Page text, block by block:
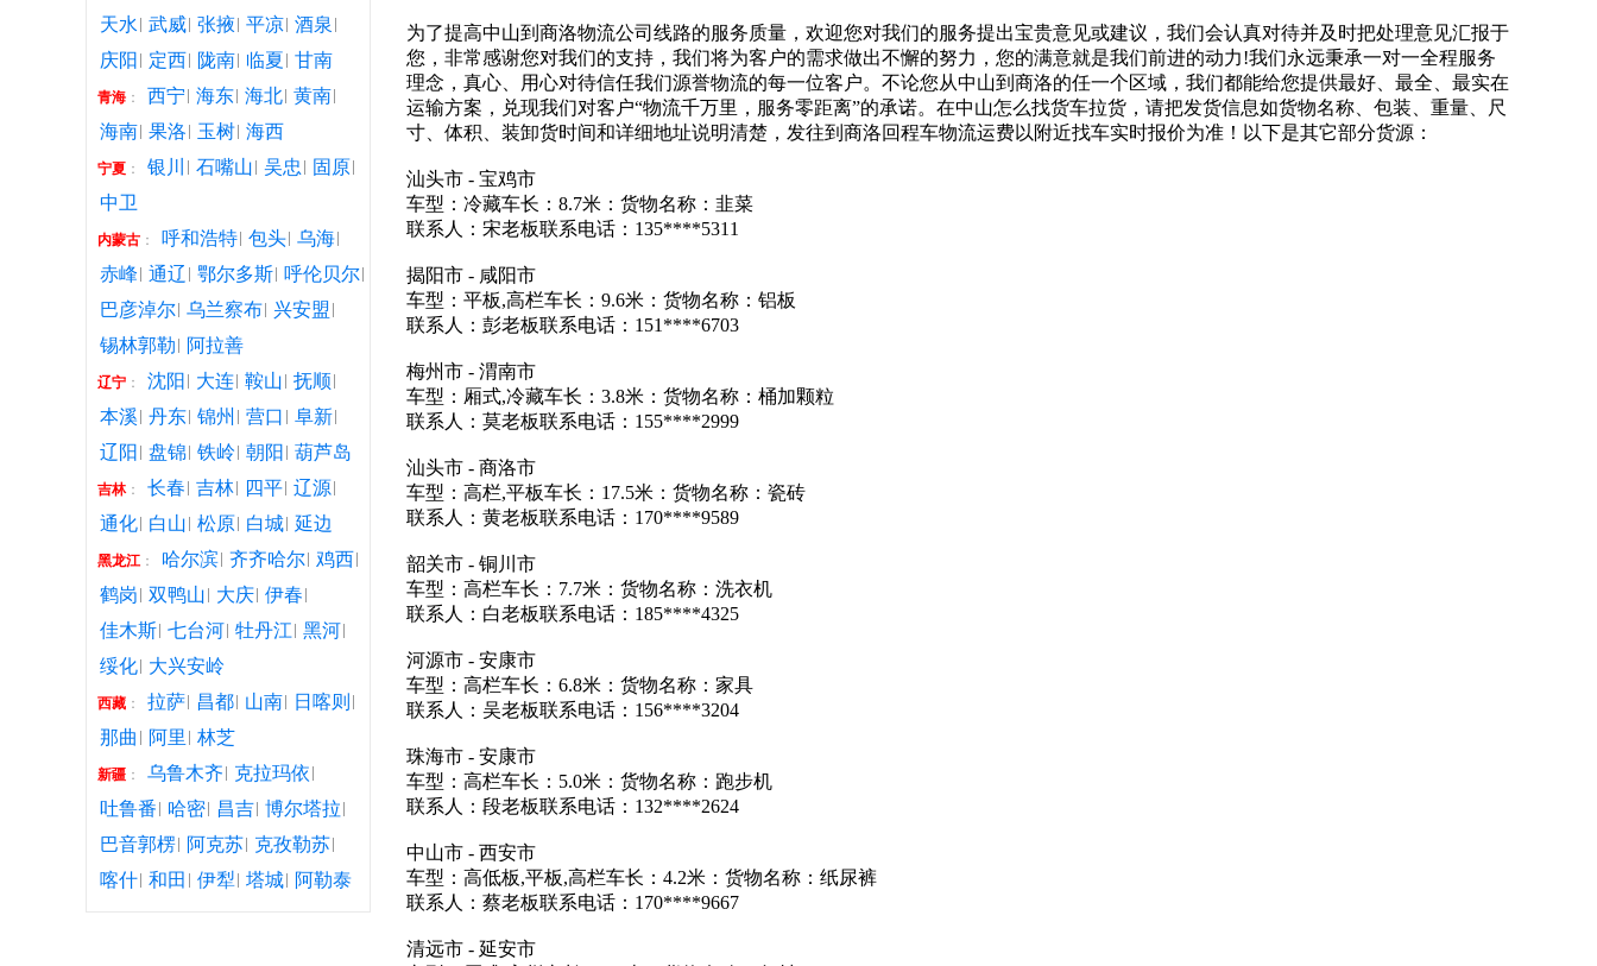
天水 武威 张掖 平凉 酒泉
庆阳
定西 陇南 临夏 甘南
青海 ： 西宁 海东 海北 黄南
海南 果洛 玉树 海西
宁夏 ： 银川 石嘴山 吴忠
固原
中卫
内蒙古 ： 呼和浩特 包头 乌海
赤峰 通辽 鄂尔多斯 呼伦贝尔
巴彦淖尔 乌兰察布 兴安盟
锡林郭勒
阿拉善
辽宁 ： 沈阳 大连 鞍山 抚顺
本溪 丹东 锦州 营口
阜新
辽阳
盘锦 铁岭 朝阳 葫芦岛
吉林： 长春 吉林 四平 辽源
通化 白山 松原 白城 延边
黑龙江 ： 哈尔滨 齐齐哈尔 鸡西
鹤岗 双鸭山 大庆 伊春
佳木斯 七台河 牡丹江 黑河
绥化 大兴安岭
西藏 ： 拉萨 昌都 山南
日喀则
那曲
阿里 林芝
新疆 ： 乌鲁木齐
克拉玛依
吐鲁番
哈密 昌吉 博尔塔拉
巴音郭楞
阿克苏 克孜勒苏
喀什 和田 伊犁 塔城 阿勒泰
为了提高中山到商洛物流公司线路的服务质量，欢迎您对我们的服务提出宝贵意见或建议，我们会认真对待并及时把处理意见汇报于
您，非常感谢您对我们的支持，我们将为客户的需求做出不懈的努力，您的满意就是我们前进的动力!我们永远秉承一对一全程服务
理念，真心、用心对待信任我们源誉物流的每一位客户。不论您从中山到商洛的任一个区域，我们都能给您提供最好、最全、最实在
运输方案，兑现我们对客户“物流千万里，服务零距离”的承诺。在中山怎么找货车拉货，请把发货信息如货物名称、包装、重量、尺
寸、体积、装卸货时间和详细地址说明清楚，发往到商洛回程车物流运费以附近找车实时报价为准！以下是其它部分货源：
汕头市 - 宝鸡市
车型：冷藏车长：8.7米：货物名称：韭菜
联系人：宋老板联系电话：135****5311
揭阳市 - 咸阳市
车型：平板,高栏车长：9.6米：货物名称：铝板
联系人：彭老板联系电话：151****6703
梅州市 - 渭南市
车型：厢式,冷藏车长：3.8米：货物名称：桶加颗粒
联系人：莫老板联系电话：155****2999
汕头市 - 商洛市
车型：高栏,平板车长：17.5米：货物名称：瓷砖
联系人：黄老板联系电话：170****9589
韶关市 - 铜川市
车型：高栏车长：7.7米：货物名称：洗衣机
联系人：白老板联系电话：185****4325
河源市 - 安康市
车型：高栏车长：6.8米：货物名称：家具
联系人：吴老板联系电话：156****3204
珠海市 - 安康市
车型：高栏车长：5.0米：货物名称：跑步机
联系人：段老板联系电话：132****2624
中山市 - 西安市
车型：高低板,平板,高栏车长：4.2米：货物名称：纸尿裤
联系人：蔡老板联系电话：170****9667
清远市 - 延安市